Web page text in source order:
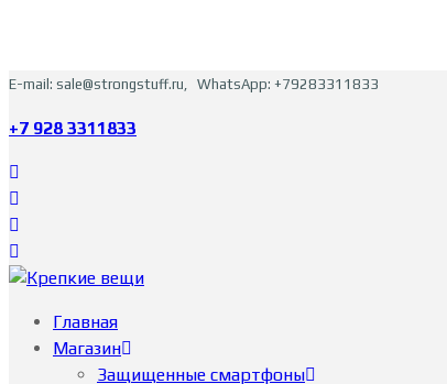
E-mail: sale@strongstuff.ru, WhatsApp: +79283311833
+7 928 3311833
Главная
Магазин
Защищенные смартфоны